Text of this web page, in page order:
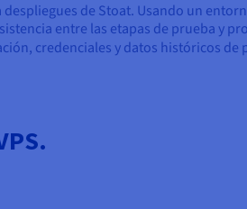
de Stoat. Usando un
entre las etapas de prueba y
credenciales y datos históricos